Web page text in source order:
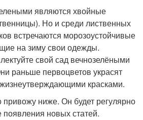
являются хвойные
Но и среди лиственных
встречаются морозоустойчивые
на зиму свои одежды.
свой сад вечнозелёными
раньше первоцветов украсят
красками.
ниже. Он будет регулярно
новых статей.